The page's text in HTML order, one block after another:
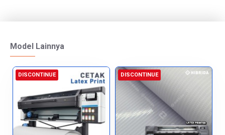
Model Lainnya
DISCONTINUE DISCONTINUE